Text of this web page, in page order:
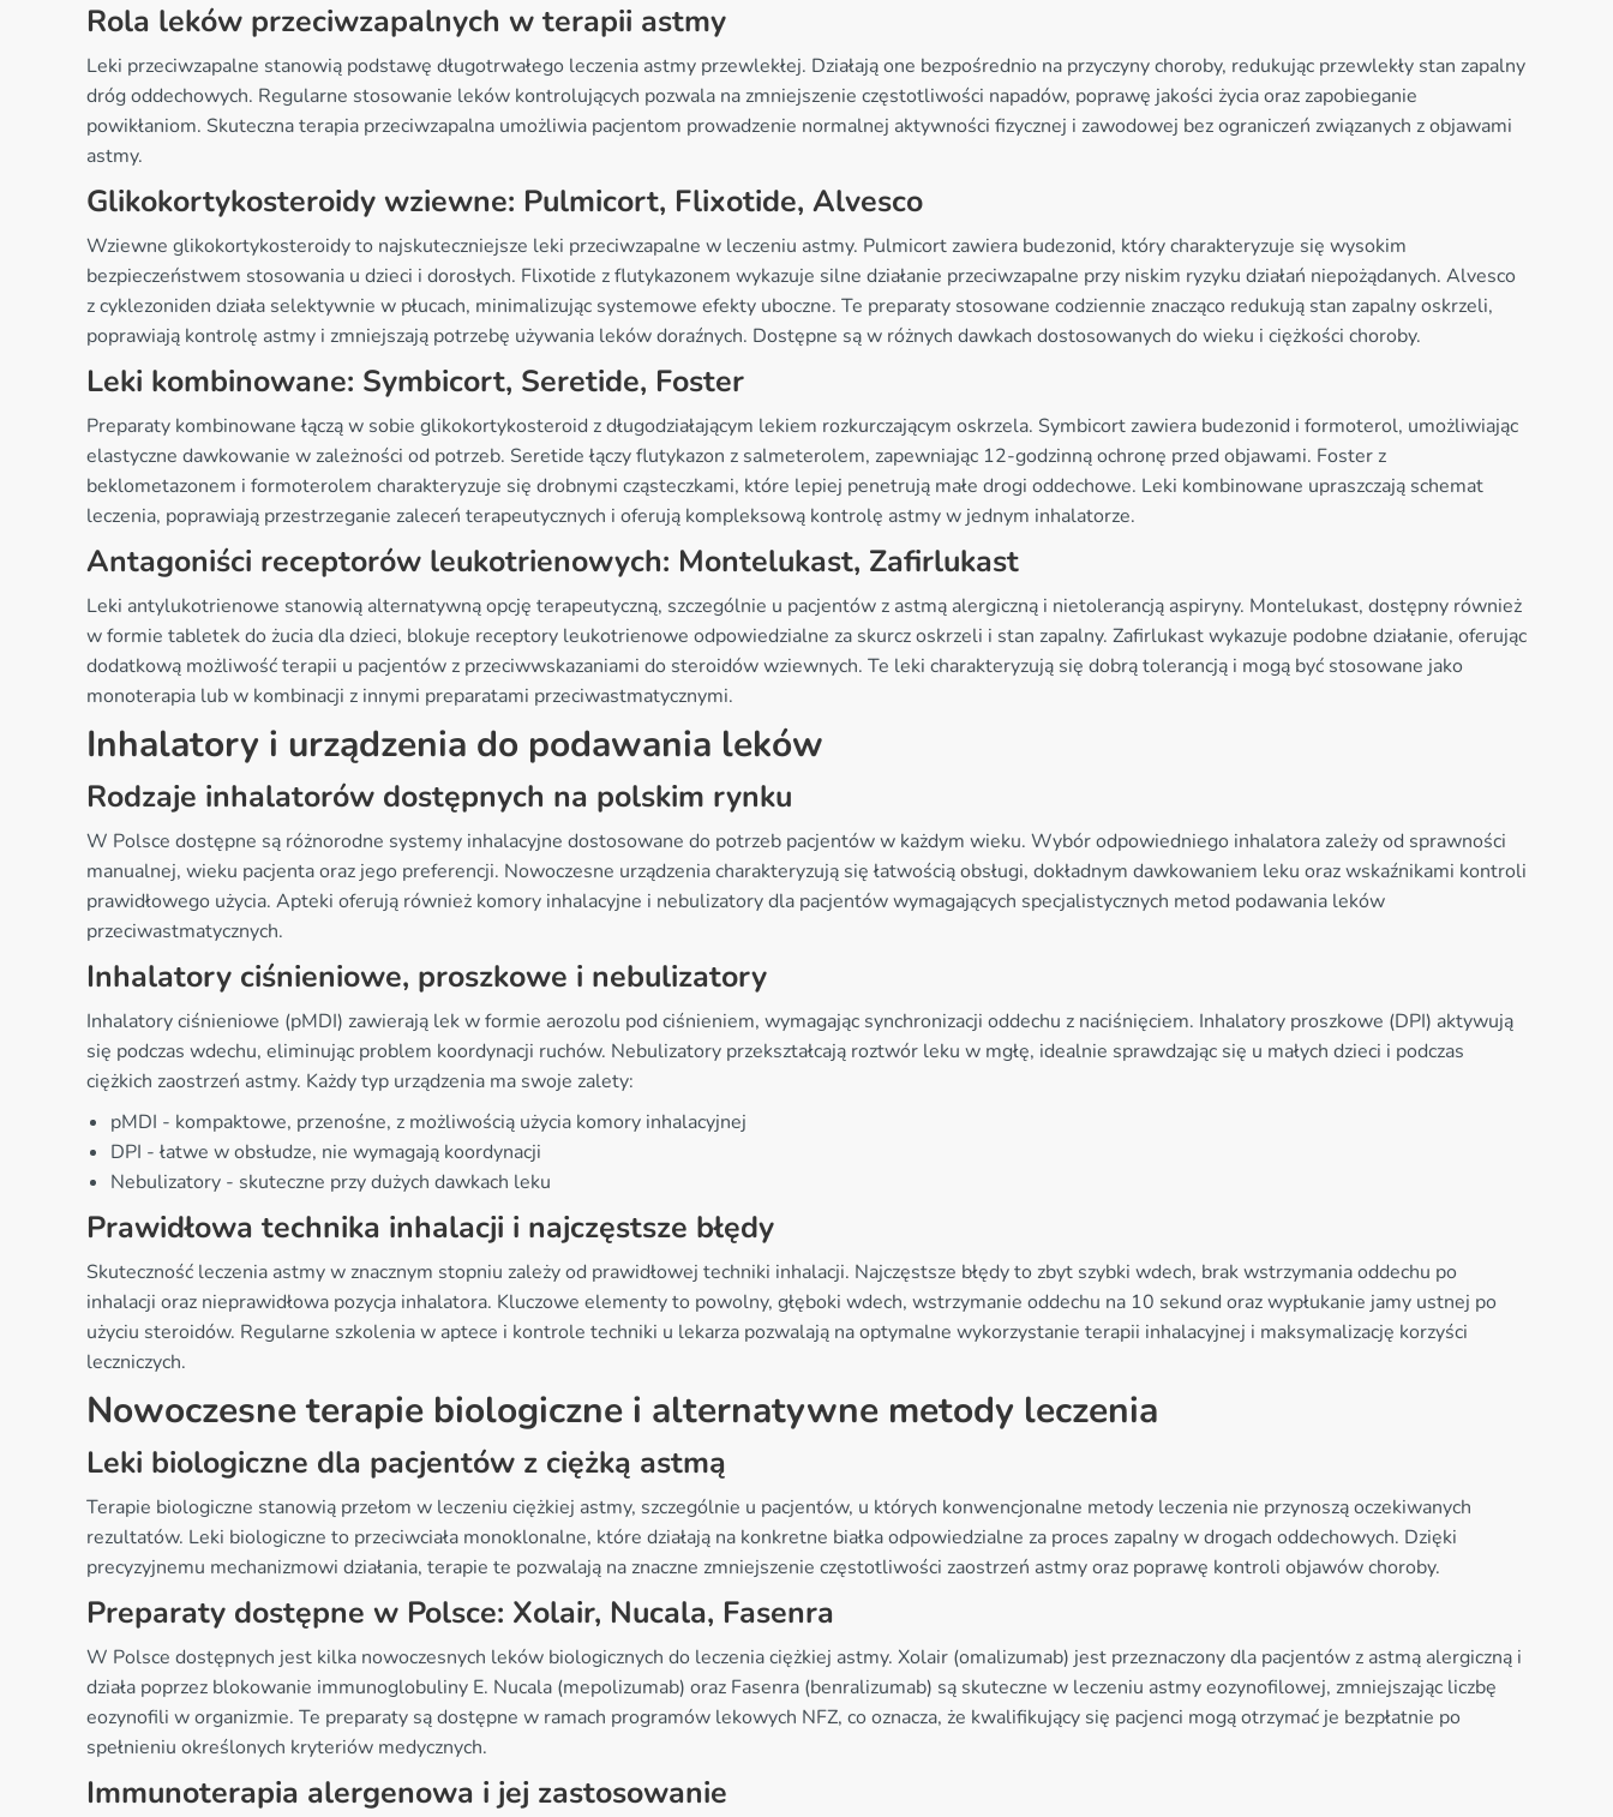
Rola leków przeciwzapalnych w terapii astmy
Leki przeciwzapalne stanowią podstawę długotrwałego leczenia astmy przewlekłej. Działają one bezpośrednio na przyczyny choroby, redukując przewlekły stan zapalny
dróg oddechowych. Regularne stosowanie leków kontrolujących pozwala na zmniejszenie częstotliwości napadów, poprawę jakości życia oraz zapobieganie
powikłaniom. Skuteczna terapia przeciwzapalna umożliwia pacjentom prowadzenie normalnej aktywności fizycznej i zawodowej bez ograniczeń związanych z objawami
astmy.
Glikokortykosteroidy wziewne: Pulmicort, Flixotide, Alvesco
Wziewne glikokortykosteroidy to najskuteczniejsze leki przeciwzapalne w leczeniu astmy. Pulmicort zawiera budezonid, który charakteryzuje się wysokim
bezpieczeństwem stosowania u dzieci i dorosłych. Flixotide z flutykazonem wykazuje silne działanie przeciwzapalne przy niskim ryzyku działań niepożądanych. Alvesco
z cyklezoniden działa selektywnie w płucach, minimalizując systemowe efekty uboczne. Te preparaty stosowane codziennie znacząco redukują stan zapalny oskrzeli,
poprawiają kontrolę astmy i zmniejszają potrzebę używania leków doraźnych. Dostępne są w różnych dawkach dostosowanych do wieku i ciężkości choroby.
Leki kombinowane: Symbicort, Seretide, Foster
Preparaty kombinowane łączą w sobie glikokortykosteroid z długodziałającym lekiem rozkurczającym oskrzela. Symbicort zawiera budezonid i formoterol, umożliwiając
elastyczne dawkowanie w zależności od potrzeb. Seretide łączy flutykazon z salmeterolem, zapewniając 12-godzinną ochronę przed objawami. Foster z
beklometazonem i formoterolem charakteryzuje się drobnymi cząsteczkami, które lepiej penetrują małe drogi oddechowe. Leki kombinowane upraszczają schemat
leczenia, poprawiają przestrzeganie zaleceń terapeutycznych i oferują kompleksową kontrolę astmy w jednym inhalatorze.
Antagoniści receptorów leukotrienowych: Montelukast, Zafirlukast
Leki antylukotrienowe stanowią alternatywną opcję terapeutyczną, szczególnie u pacjentów z astmą alergiczną i nietolerancją aspiryny. Montelukast, dostępny również
w formie tabletek do żucia dla dzieci, blokuje receptory leukotrienowe odpowiedzialne za skurcz oskrzeli i stan zapalny. Zafirlukast wykazuje podobne działanie, oferując
dodatkową możliwość terapii u pacjentów z przeciwwskazaniami do steroidów wziewnych. Te leki charakteryzują się dobrą tolerancją i mogą być stosowane jako
monoterapia lub w kombinacji z innymi preparatami przeciwastmatycznymi.
Inhalatory i urządzenia do podawania leków
Rodzaje inhalatorów dostępnych na polskim rynku
W Polsce dostępne są różnorodne systemy inhalacyjne dostosowane do potrzeb pacjentów w każdym wieku. Wybór odpowiedniego inhalatora zależy od sprawności
manualnej, wieku pacjenta oraz jego preferencji. Nowoczesne urządzenia charakteryzują się łatwością obsługi, dokładnym dawkowaniem leku oraz wskaźnikami kontroli
prawidłowego użycia. Apteki oferują również komory inhalacyjne i nebulizatory dla pacjentów wymagających specjalistycznych metod podawania leków
przeciwastmatycznych.
Inhalatory ciśnieniowe, proszkowe i nebulizatory
Inhalatory ciśnieniowe (pMDI) zawierają lek w formie aerozolu pod ciśnieniem, wymagając synchronizacji oddechu z naciśnięciem. Inhalatory proszkowe (DPI) aktywują
się podczas wdechu, eliminując problem koordynacji ruchów. Nebulizatory przekształcają roztwór leku w mgłę, idealnie sprawdzając się u małych dzieci i podczas
ciężkich zaostrzeń astmy. Każdy typ urządzenia ma swoje zalety:
pMDI - kompaktowe, przenośne, z możliwością użycia komory inhalacyjnej
DPI - łatwe w obsłudze, nie wymagają koordynacji
Nebulizatory - skuteczne przy dużych dawkach leku
Prawidłowa technika inhalacji i najczęstsze błędy
Skuteczność leczenia astmy w znacznym stopniu zależy od prawidłowej techniki inhalacji. Najczęstsze błędy to zbyt szybki wdech, brak wstrzymania oddechu po
inhalacji oraz nieprawidłowa pozycja inhalatora. Kluczowe elementy to powolny, głęboki wdech, wstrzymanie oddechu na 10 sekund oraz wypłukanie jamy ustnej po
użyciu steroidów. Regularne szkolenia w aptece i kontrole techniki u lekarza pozwalają na optymalne wykorzystanie terapii inhalacyjnej i maksymalizację korzyści
leczniczych.
Nowoczesne terapie biologiczne i alternatywne metody leczenia
Leki biologiczne dla pacjentów z ciężką astmą
Terapie biologiczne stanowią przełom w leczeniu ciężkiej astmy, szczególnie u pacjentów, u których konwencjonalne metody leczenia nie przynoszą oczekiwanych
rezultatów. Leki biologiczne to przeciwciała monoklonalne, które działają na konkretne białka odpowiedzialne za proces zapalny w drogach oddechowych. Dzięki
precyzyjnemu mechanizmowi działania, terapie te pozwalają na znaczne zmniejszenie częstotliwości zaostrzeń astmy oraz poprawę kontroli objawów choroby.
Preparaty dostępne w Polsce: Xolair, Nucala, Fasenra
W Polsce dostępnych jest kilka nowoczesnych leków biologicznych do leczenia ciężkiej astmy. Xolair (omalizumab) jest przeznaczony dla pacjentów z astmą alergiczną i
działa poprzez blokowanie immunoglobuliny E. Nucala (mepolizumab) oraz Fasenra (benralizumab) są skuteczne w leczeniu astmy eozynofilowej, zmniejszając liczbę
eozynofili w organizmie. Te preparaty są dostępne w ramach programów lekowych NFZ, co oznacza, że kwalifikujący się pacjenci mogą otrzymać je bezpłatnie po
spełnieniu określonych kryteriów medycznych.
Immunoterapia alergenowa i jej zastosowanie